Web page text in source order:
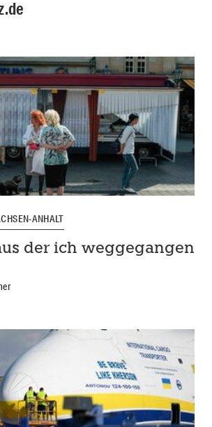
ANHALT
der ich weggegangen